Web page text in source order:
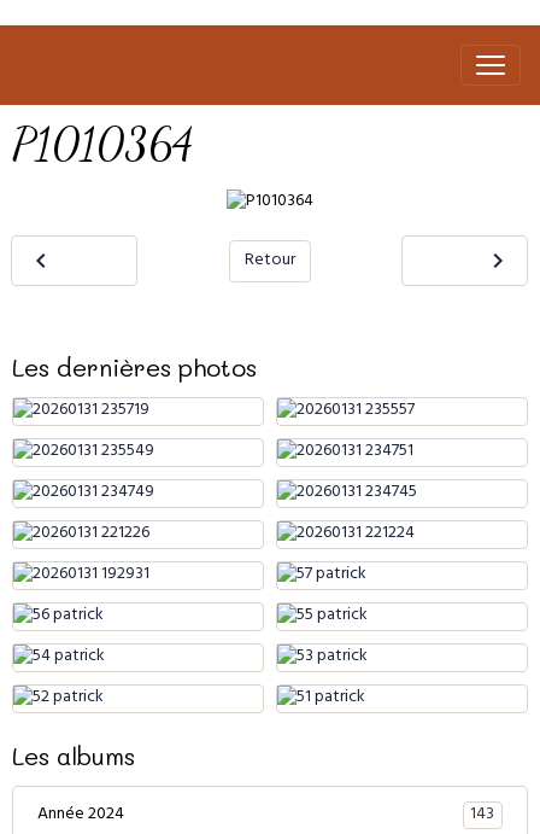
P1010364
Retour
Les dernières photos
Les albums
Année 2024
143